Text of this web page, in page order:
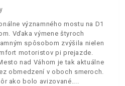
významného mostu na D1
Vďaka výmene štyroch
spôsobom zvýšila nielen
motoristov pi prejazde.
nad Váhom je tak aktuálne
obmedzení v oboch smeroch.
ako bolo avizované.